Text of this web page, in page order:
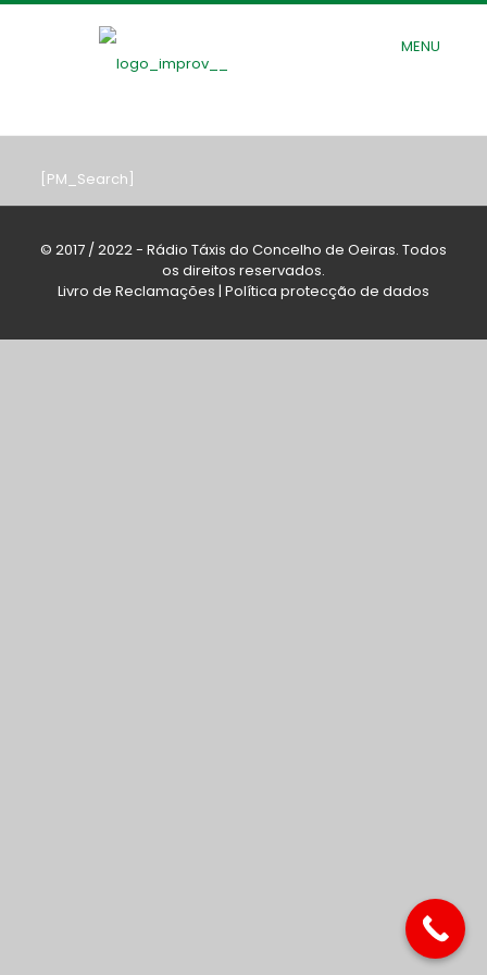
MENU
[PM_Search]
© 2017 / 2022 - Rádio Táxis do Concelho de Oeiras. Todos
os direitos reservados.
Livro de Reclamações | Política protecção de dados